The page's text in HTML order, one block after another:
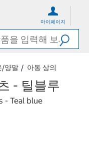
마이페이지
/양말 아동 상의
- 틸블루
- Teal blue